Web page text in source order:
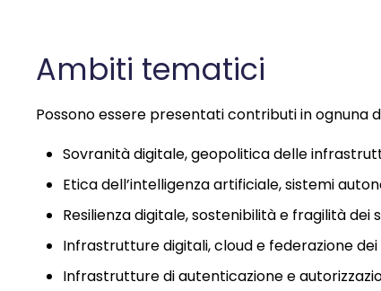
Ambiti tematici
Possono essere presentati contributi in ognuna
Sovranità digitale, geopolitica delle
Etica dell’intelligenza artificiale, sistemi
Resilienza digitale, sostenibilità e fragilità dei
Infrastrutture digitali, cloud e federazione dei
Infrastrutture di autenticazione e